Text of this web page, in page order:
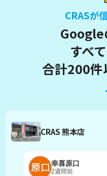
CRASが
Google
すべ
合計200件
CRAS 熊本店
幸喜原口
2週間前